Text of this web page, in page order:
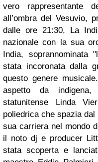
vero rappresentante
all’ombra del Vesuvio,
dalle ore 21:30, La
nazionale con la sua
India,
stata incoronata dalla
questo genere
aspetto da indigena,
statunitense Linda
poliedrica che spazia
sua carriera nel mondo
il noto dj e producer
stata scoperta e